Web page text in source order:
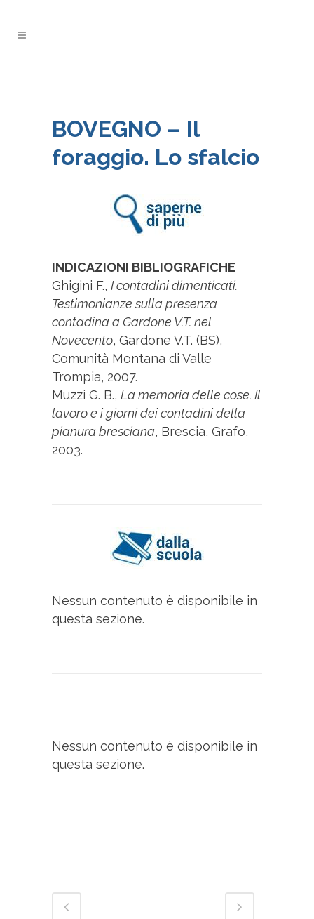
BOVEGNO – Il
foraggio. Lo sfalcio
INDICAZIONI BIBLIOGRAFICHE
Ghigini F., I contadini dimenticati.
Testimonianze sulla presenza
contadina a Gardone V.T. nel
Novecento, Gardone V.T. (BS),
Comunità Montana di Valle
Trompia, 2007.
Muzzi G. B., La memoria delle cose. Il
lavoro e i giorni dei contadini della
pianura bresciana, Brescia, Grafo,
2003.
Nessun contenuto è disponibile in
questa sezione.
Nessun contenuto è disponibile in
questa sezione.